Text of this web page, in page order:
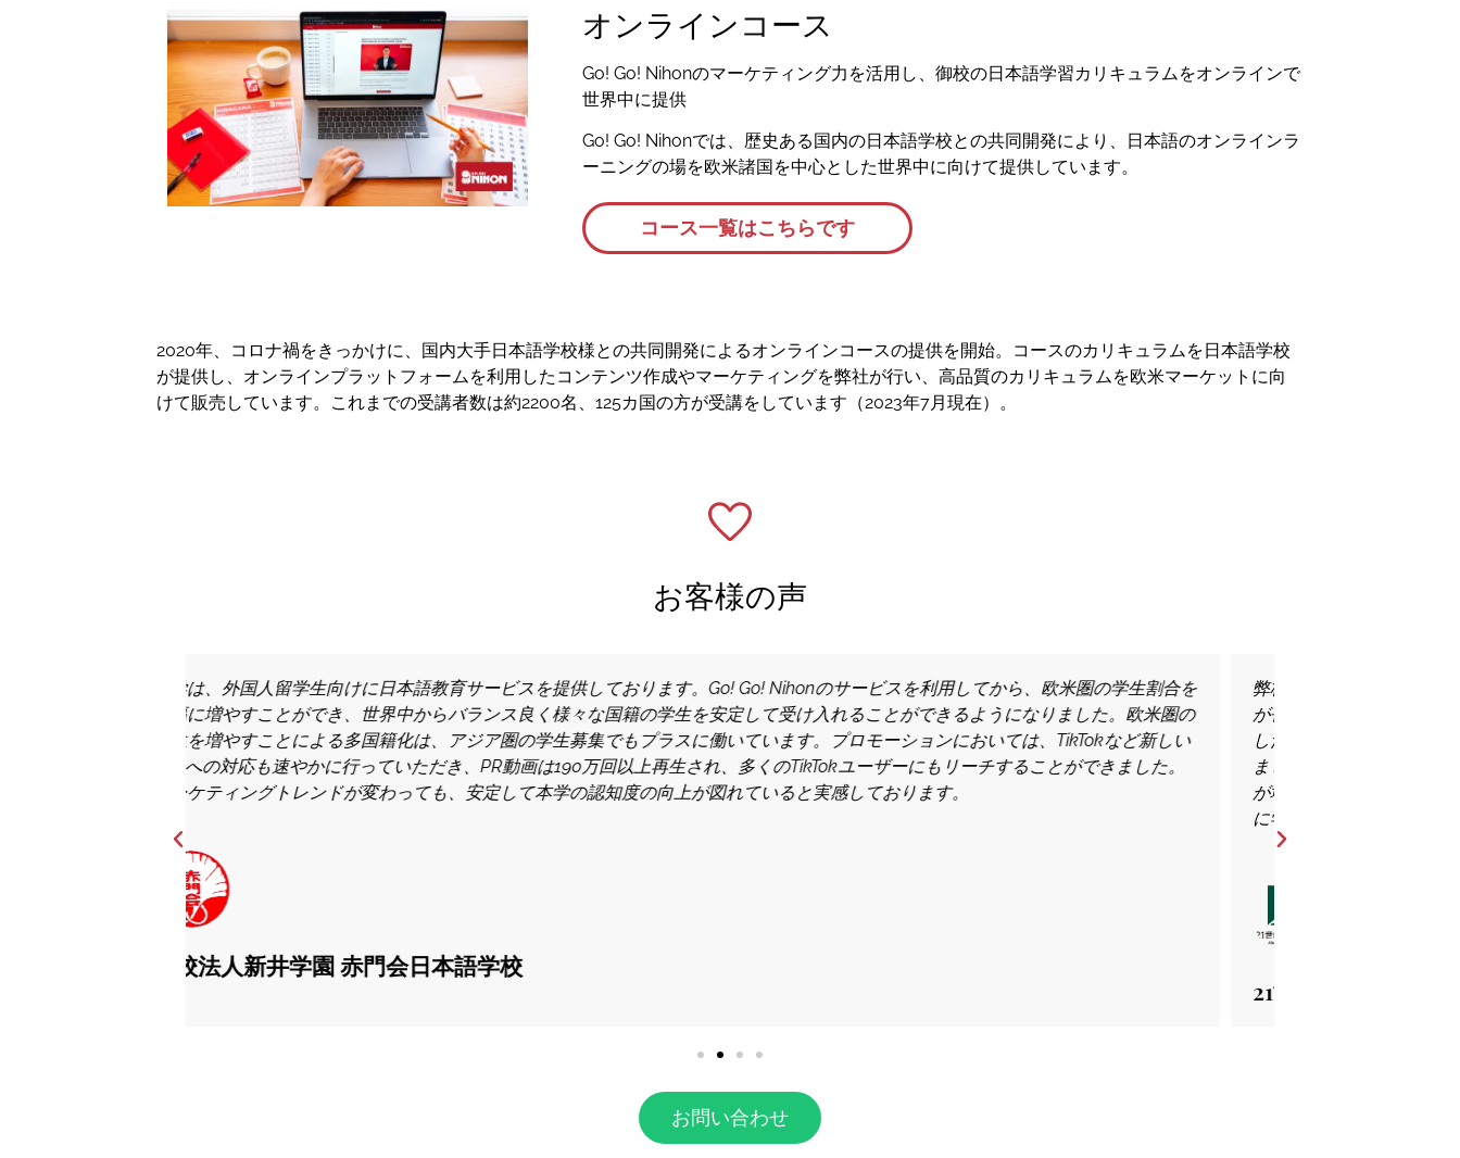
オンラインコース
Go! Go! Nihonのマーケティング力を活用し、御校の日本語学習カリキュラムをオンラインで
世界中に提供
Go! Go! Nihonでは、歴史ある国内の日本語学校との共同開発により、日本語のオンラインラ
ーニングの場を欧米諸国を中心とした世界中に向けて提供しています。
コース一覧はこちらです
2020年、コロナ禍をきっかけに、国内大手日本語学校様との共同開発によるオンラインコースの提供を開始。コースのカリキュラムを日本語学校
が提供し、オンラインプラットフォームを利用したコンテンツ作成やマーケティングを弊社が行い、高品質のカリキュラムを欧米マーケットに向
けて販売しています。これまでの受講者数は約2200名、125カ国の方が受講をしています（2023年7月現在）。
お客様の声
弊校は日本国内にいる日本人・外国人に向けの専門学校でございます。日本にいる外国人、特に欧米人へのサービス認知度が低いこと
が長年の課題でした。弊校でSNSの投稿をしていましたが、なかなか在日外国人欧米人にサイトを訪問してもらうことができませんで
した。そんな時、GoGo World様のことを知り、日本や海外にいる、欧米人留学生の広いネットワークを持っているということを聞き
ました。弊社のサービスについてGoGo World様のSNSなどで紹介してもらった結果、欧米人留学生から問い合わせをいただくケース
が増え、弊校のグローバル化にも大きく貢献していただいています。授業の雰囲気も変わり、アジアの学生も、欧米の学生も楽しそう
お問い合わせ